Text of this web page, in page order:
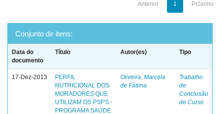
Anterior 1 Próximo
Conjunto de itens:
Data do
documento
Título Autor(es) Tipo
17-Dez-2013
PERFIL
NUTRICIONAL DOS
MORADORES QUE
UTILIZAM OS PSF'S -
PROGRAMA SAÚDE
Oliveira, Marcela
de Fátima
Trabalho
de
Conclusão
de Curso